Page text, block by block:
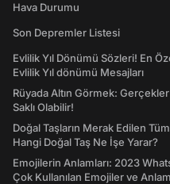
Hava Durumu
Son Depremler Listesi
Evlilik Yıl Dönümü Sözleri! En
Evlilik Yıl dönümü Mesajları
Rüyada Altın Görmek:
Saklı Olabilir!
Doğal Taşların Merak Edilen
Hangi Doğal Taş Ne İşe Yarar?
Emojilerin Anlamları: 2023
Çok Kullanılan Emojiler ve